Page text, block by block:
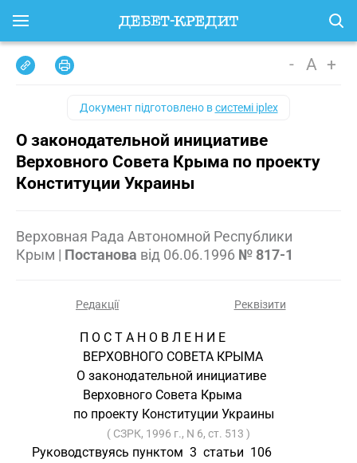
- A +
Документ підготовлено всистемі iplex
О законодательной инициативе
Верховного Совета Крыма по проекту
Конституции Украины
Верховная Рада Автономной Республики
Крым | Постанова від 06.06.1996 № 817-1
Редакції Реквізити
                    П О С Т А Н О В Л Е Н И Е
                     ВЕРХОВНОГО СОВЕТА КРЫМА
                   О законодательной инициативе
                     Верховного Совета Крыма
                  по проекту Конституции Украины
( СЗРК, 1996 г., N 6, ст. 513 )